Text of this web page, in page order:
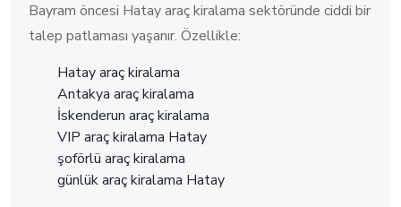
Bayram öncesi Hatay araç kiralama sektöründe ciddi bir
talep patlaması yaşanır. Özellikle:
Hatay araç kiralama
Antakya araç kiralama
İskenderun araç kiralama
VIP araç kiralama Hatay
şoförlü araç kiralama
günlük araç kiralama Hatay